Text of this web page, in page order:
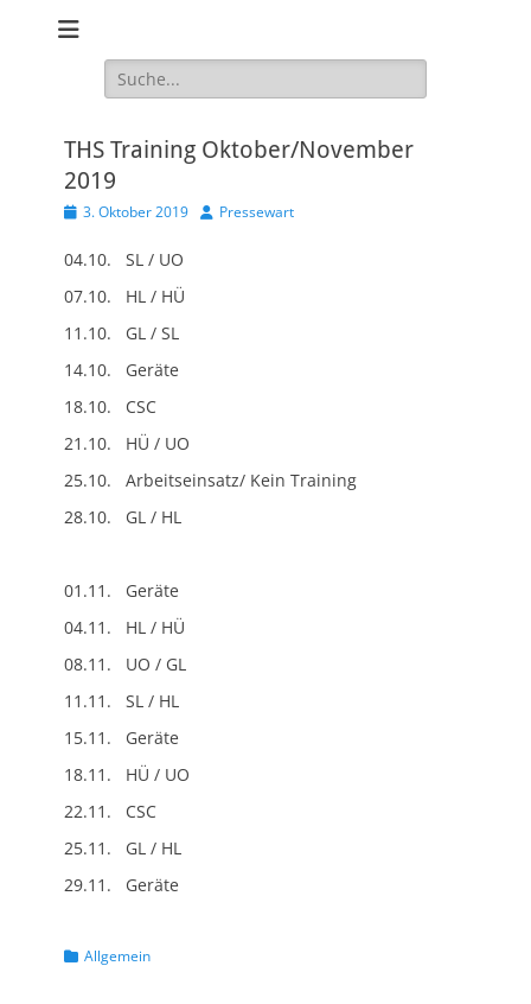
Verein HSV
Markkleeberg /
Leipzig Süd e.V.
Suchen
nach:
THS Training Oktober/November
2019
Veröffentlicht
3. Oktober 2019 AutorPressewart
04.10. SL / UO
07.10. HL / HÜ
11.10. GL / SL
14.10. Geräte
18.10. CSC
21.10. HÜ / UO
25.10. Arbeitseinsatz/ Kein Training
28.10. GL / HL
01.11. Geräte
04.11. HL / HÜ
08.11. UO / GL
11.11. SL / HL
15.11. Geräte
18.11. HÜ / UO
22.11. CSC
25.11. GL / HL
29.11. Geräte
Kategorien
Allgemein